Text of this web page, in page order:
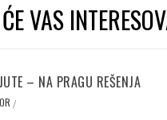
VAS
– NA PRAGU REŠENJA
/